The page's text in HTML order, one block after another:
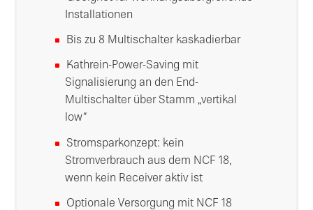
Installationen
Bis zu 8 Multischalter kaskadierbar
Kathrein-Power-Saving mit
Signalisierung an den End-
Multischalter über Stamm „vertikal
low“
Stromsparkonzept: kein
Stromverbrauch aus dem NCF 18,
wenn kein Receiver aktiv ist
Optionale Versorgung mit NCF 18